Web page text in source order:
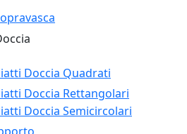
Doccia Quadrati
Doccia Rettangolari
Doccia Semicircolari